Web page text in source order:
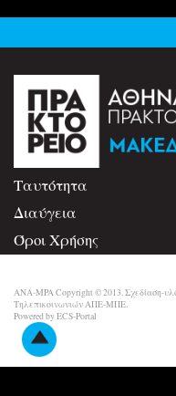
Ταυτότητα
Διαύγεια
Όροι Χρήσης
ANA-MPA Copyright © 2013. Σχεδίαση-
Τηλεπικοινωνιών ΑΠΕ-ΜΠΕ.
Powered by ECS-Portal